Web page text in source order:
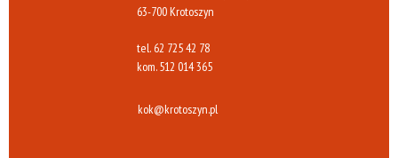
63-700 Krotoszyn
tel. 62 725 42 78
kom.512 014 365
kok@krotoszyn.pl